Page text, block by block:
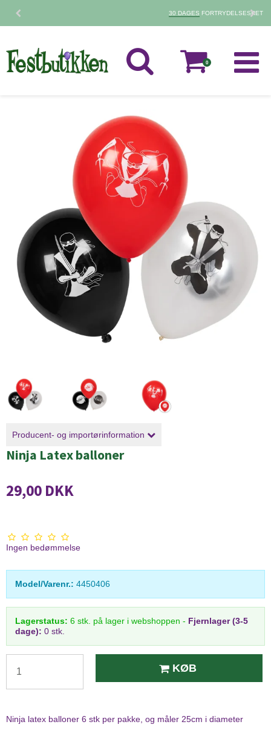
FORTRYDELSESRET
0
Producent- og importørinformation
Ninja Latex balloner
29,00 DKK
Ingen bedømmelse
Model/Varenr.: 4450406
Lagerstatus: 6 stk. på lager i webshoppen - Fjernlager (3-5
dage): 0 stk.
KØB
Ninja latex balloner 6 stk per pakke, og måler 25cm i diameter